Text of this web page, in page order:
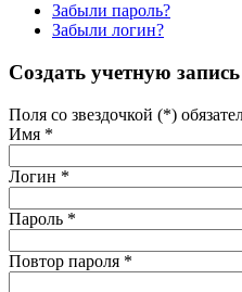
Забыли пароль?
Забыли логин?
Создать учетную запись
Поля со звездочкой (*)
Имя *
Логин *
Пароль *
Повтор пароля *